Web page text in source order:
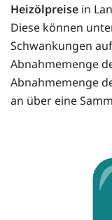
Heizölpreise in
Diese können
Schwankungen
Abnahmemenge
Abnahmemenge
an über eine